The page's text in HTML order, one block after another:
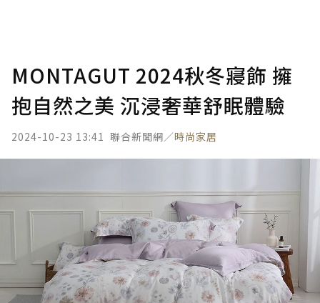
MONTAGUT 2024秋冬寢飾 擁
抱自然之美 沉浸奢華舒眠體驗
2024-10-23 13:41 聯合新聞網／時尚家居